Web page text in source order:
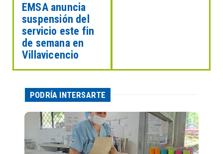
EMSA anuncia
suspensión del
servicio este fin
de semana en
Villavicencio
PODRÍA INTERSARTE